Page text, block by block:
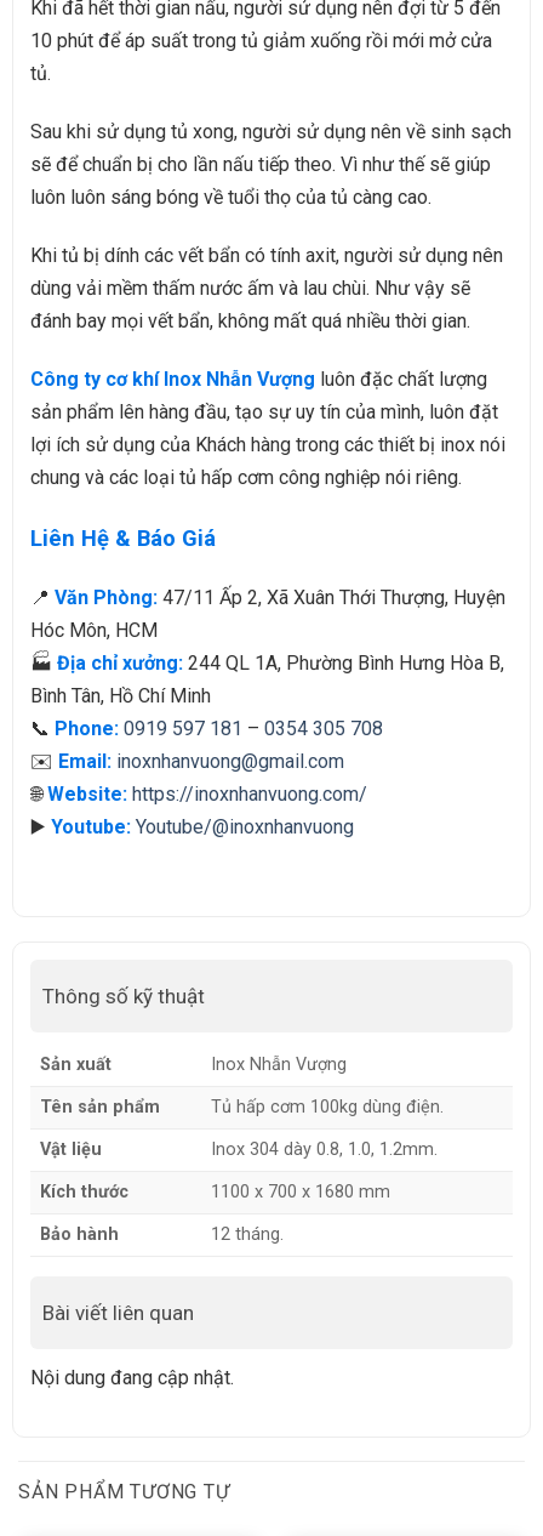
Khi đã hết thời gian nấu, người sử dụng nên đợi từ 5 đến
10 phút để áp suất trong tủ giảm xuống rồi mới mở cửa
tủ.
Sau khi sử dụng tủ xong, người sử dụng nên về sinh sạch
sẽ để chuẩn bị cho lần nấu tiếp theo. Vì như thế sẽ giúp
luôn luôn sáng bóng về tuổi thọ của tủ càng cao.
Khi tủ bị dính các vết bẩn có tính axit, người sử dụng nên
dùng vải mềm thấm nước ấm và lau chùi. Như vậy sẽ
đánh bay mọi vết bẩn, không mất quá nhiều thời gian.
Công ty cơ khí Inox Nhẫn Vượng luôn đặc chất lượng
sản phẩm lên hàng đầu, tạo sự uy tín của mình, luôn đặt
lợi ích sử dụng của Khách hàng trong các thiết bị inox nói
chung và các loại tủ hấp cơm công nghiệp nói riêng.
Liên Hệ & Báo Giá
📍 Văn Phòng:47/11 Ấp 2, Xã Xuân Thới Thượng, Huyện
Hóc Môn, HCM
🏭 Địa chỉ xưởng:244 QL 1A, Phường Bình Hưng Hòa B,
Bình Tân, Hồ Chí Minh
📞 Phone: 0919 597 181 – 0354 305 708
✉️ Email: inoxnhanvuong@gmail.com
🌐Website: https://inoxnhanvuong.com/
▶️ Youtube: Youtube/@inoxnhanvuong
Thông số kỹ thuật
Sản xuất Inox Nhẫn Vượng
Tên sản phẩm Tủ hấp cơm 100kg dùng điện.
Vật liệu Inox 304 dày 0.8, 1.0, 1.2mm.
Kích thước 1100 x 700 x 1680 mm
Bảo hành 12 tháng.
Bài viết liên quan
Nội dung đang cập nhật.
SẢN PHẨM TƯƠNG TỰ